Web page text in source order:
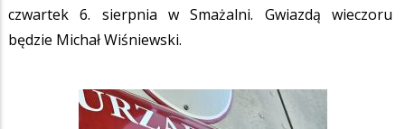
czwartek 6. sierpnia w Smażalni. Gwiazdą wieczoru
będzie Michał Wiśniewski.